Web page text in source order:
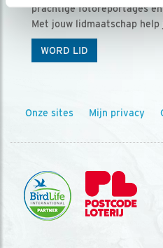
prachtige fotoreportages
Met jouw lidmaatschap help
WORD LID
Onze sites Mijn privacy